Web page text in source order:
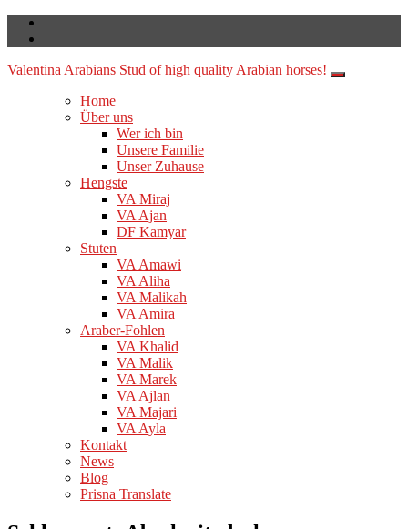
Valentina Arabians Stud of high quality Arabian horses!
Home
Über uns
Wer ich bin
Unsere Familie
Unser Zuhause
Hengste
VA Miraj
VA Ajan
DF Kamyar
Stuten
VA Amawi
VA Aliha
VA Malikah
VA Amira
Araber-Fohlen
VA Khalid
VA Malik
VA Marek
VA Ajlan
VA Majari
VA Ayla
Kontakt
News
Blog
Prisna Translate